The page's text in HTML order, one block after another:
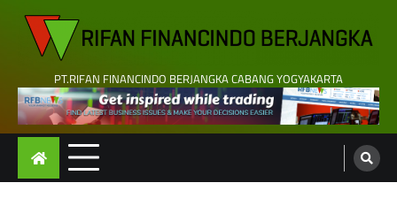
content
PT.RIFAN FINANCINDO BERJANGKA CABANG YOGYAKARTA